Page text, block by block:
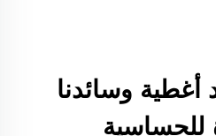
أغطية وسائدنا
للحساسية